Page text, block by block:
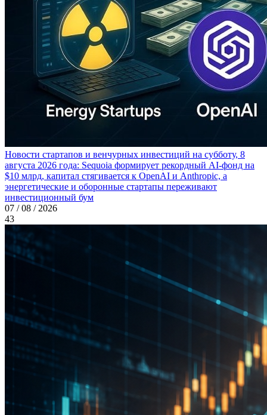
Новости стартапов и венчурных инвестиций на субботу, 8
августа 2026 года: Sequoia формирует рекордный AI-фонд на
$10 млрд, капитал стягивается к OpenAI и Anthropic, а
энергетические и оборонные стартапы переживают
инвестиционный бум
07 / 08 / 2026
43